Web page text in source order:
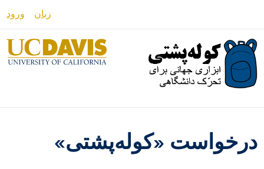
محتوای
اصلی
ورود
زبان
English
Español
درخواست «کوله‌پشتی»